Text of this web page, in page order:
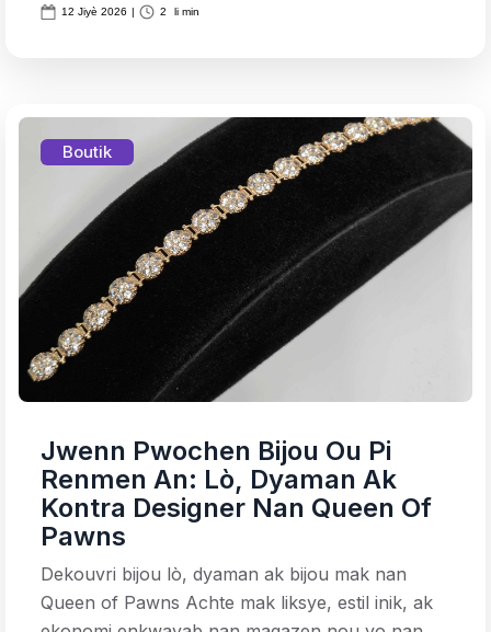
12 Jiyè 2026 | 2 li min
Boutik
Jwenn Pwochen Bijou Ou Pi
Renmen An: Lò, Dyaman Ak
Kontra Designer Nan Queen Of
Pawns
Dekouvri bijou lò, dyaman ak bijou mak nan
Queen of Pawns Achte mak liksye, estil inik, ak